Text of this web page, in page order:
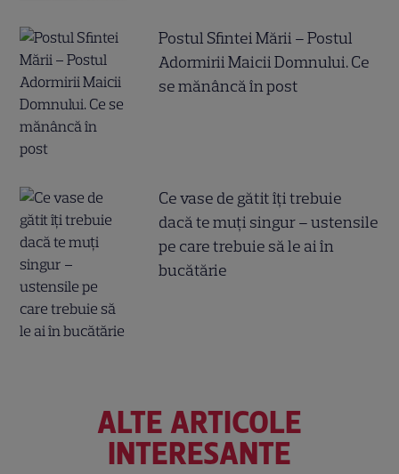
Postul Sfintei Mării – Postul
Adormirii Maicii Domnului. Ce
se mănâncă în post
Ce vase de gătit îți trebuie
dacă te muți singur – ustensile
pe care trebuie să le ai în
bucătărie
ALTE ARTICOLE
INTERESANTE